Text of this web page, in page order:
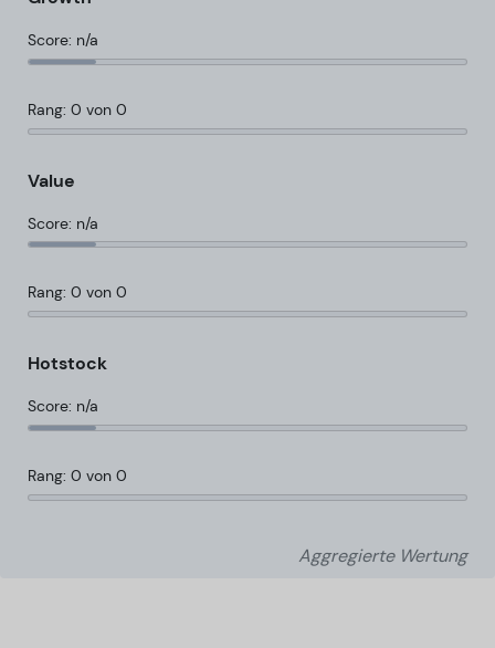
Score: n/a
Rang: 0 von 0
Value
Score: n/a
Rang: 0 von 0
Hotstock
Score: n/a
Rang: 0 von 0
Aggregierte Wertung